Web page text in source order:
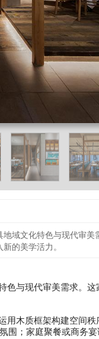
域文化特色与现代审
的美学活力。
色与现代审美需求。这
木质框架构建空间
；家庭聚餐或商务